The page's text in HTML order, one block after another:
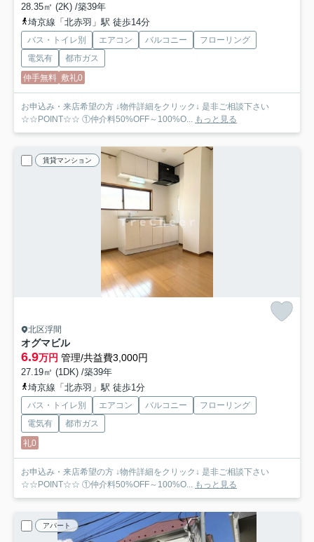
28.35㎡ (2K) /築39年
埼京線「北赤羽」駅 徒歩14分
バス・トイレ別 エアコン バルコニー
フローリング
電気有
都市ガス
仲手無料 敷礼0
お申込み・来店希望の方 ↓物件詳細をクリック↓ 是非ご相談下さい
☆☆POINT☆☆ ①仲介料50%OFF～100%O... もっと見る
賃貸マンション
北区浮間
オグマビル
6.9万円 管理/共益費3,000円
27.19㎡ (1DK) /築39年
埼京線「北赤羽」駅 徒歩1分
バス・トイレ別 エアコン バルコニー
フローリング
電気有
都市ガス
礼0
お申込み・来店希望の方 ↓物件詳細をクリック↓ 是非ご相談下さい
☆☆POINT☆☆ ①仲介料50%OFF～100%O... もっと見る
アパート